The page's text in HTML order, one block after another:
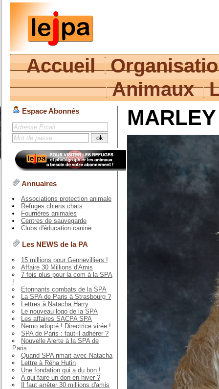
Accueil
Animaux
Espace Abonnés
Annuaires
Associations protection animale
Refuges chiens chats
Fourrières animales
Centres de sauvegarde
Clubs d'éducation canine
Les NEWS de la PA
15 millions pour Gennevilliers !
Affaire 30 Millions d'Amis
7 fois plus pour la com à la SPA
!
Etonnants combats de la SPA
La SPA de Paris à Strasbourg ?
Lettres à Natacha Harry
Le nouveau logo de la SPA
Les affaires SACPA SPA
Nemo adopté ! Directrice virée !
SPA de Paris : faut-il adhérer ?
Nouvelle Alerte à la SPA de
Paris
Quand SPA rimait avec Natacha
Lettre à Réha Hutin
Une fondation qui a du bon !
A qui faire un don en hiver ?
Il faut arrêter 30 millions d'amis
MARLEY